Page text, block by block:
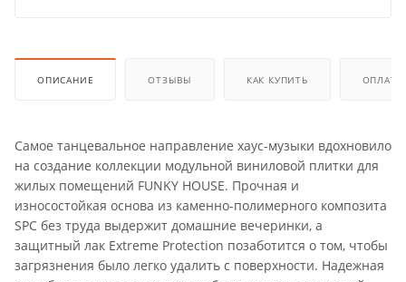
ОПИСАНИЕ ОТЗЫВЫ КАК КУПИТЬ ОПЛАТА
Самое танцевальное направление хаус-музыки вдохновило
на создание коллекции модульной виниловой плитки для
жилых помещений FUNKY HOUSE. Прочная и
износостойкая основа из каменно-полимерного композита
SPC без труда выдержит домашние вечеринки, а
защитный лак Extreme Protection позаботится о том, чтобы
загрязнения было легко удалить с поверхности. Надежная